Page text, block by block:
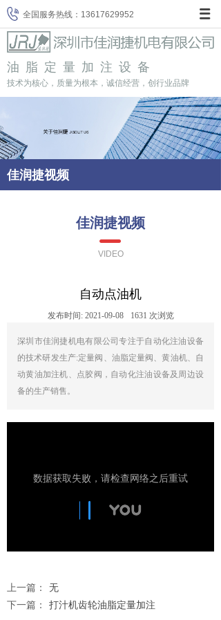
全国服务热线： 13617629952
油脂定量加注设备
技术为核心，质量为根本，诚信经营，创行业品牌
佳润捷视频
佳润捷视频
VIDEO
自动点油机
发布时间: 2021-09-08 1631 次浏览
深圳市佳润捷机电有限公司专注于自动化注油设备
的技术研发生产:定量阀、油脂定量阀、黄油机、自
动黄油加注机、点胶阀，自动化注油设备及周边设
备的生产销售。
上一篇：
无
下一篇：
打汁机齿轮油脂定量加注